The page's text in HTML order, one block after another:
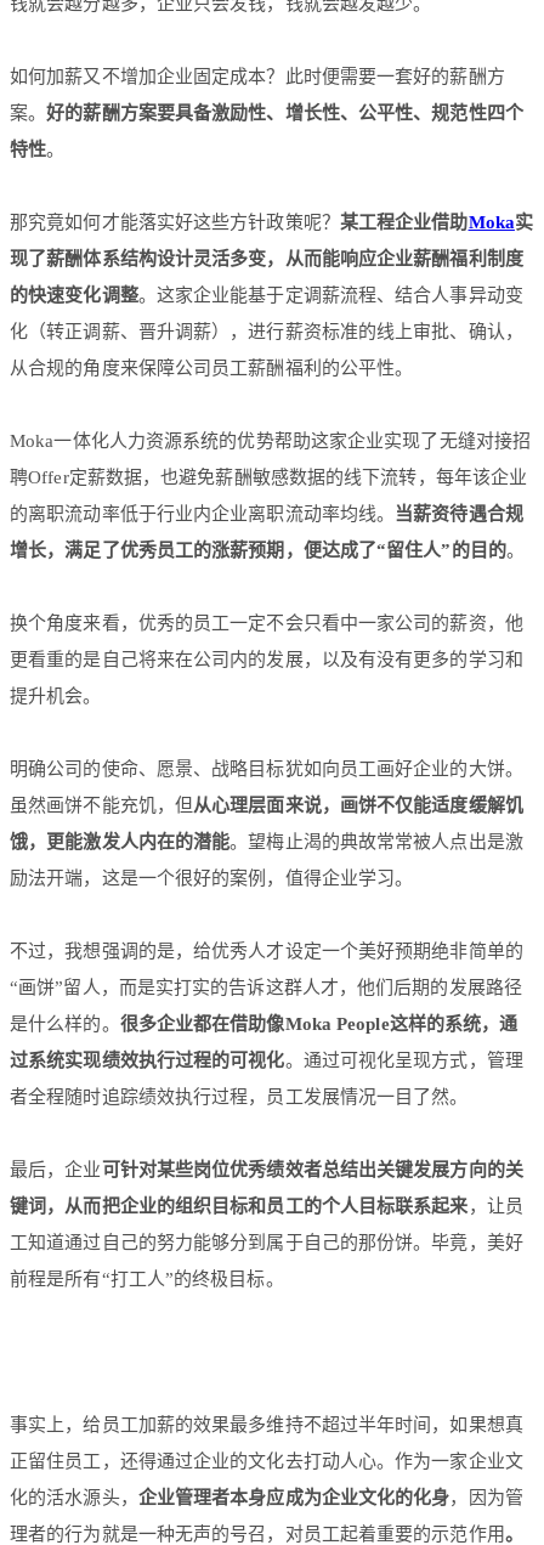
如何加薪又不增加企业固定成本？此时便需要一套好的薪酬方
案。好的薪酬方案要具备激励性、增长性、公平性、规范性四个
特性。
那究竟如何才能落实好这些方针政策呢？ 某工程企业借助Moka实
现了薪酬体系结构设计灵活多变，从而能响应企业薪酬福利制度
的快速变化调整。这家企业能基于定调薪流程、结合人事异动变
化（转正调薪、晋升调薪），进行薪资标准的线上审批、确认，
从合规的角度来保障公司员工薪酬福利的公平性。
Moka一体化人力资源系统的优势帮助这家企业实现了无缝对接招
聘Offer定薪数据，也避免薪酬敏感数据的线下流转，每年该企业
的离职流动率低于行业内企业离职流动率均线。
当薪资待遇合规
增长，满足了优秀员工的涨薪预期，便达成了“留住人”的目的。
换个角度来看，优秀的员工一定不会只看中一家公司的薪资，他
更看重的是自己将来在公司内的发展，以及有没有更多的学习和
提升机会。
明确公司的使命、愿景、战略目标犹如向员工画好企业的大饼。
虽然画饼不能充饥，但从心理层面来说，画饼不仅能适度缓解饥
饿，更能激发人内在的潜能。望梅止渴的典故常常被人点出是激
励法开端，这是一个很好的案例，值得企业学习。
不过，我想强调的是，给优秀人才设定一个美好预期绝非简单的
“画饼”留人，而是实打实的告诉这群人才，他们后期的发展路径
是什么样的。 很多企业都在借助像Moka People这样的系统，通
过系统实现绩效执行过程的可视化。通过可视化呈现方式，管理
者全程随时追踪绩效执行过程，员工发展情况一目了然。
最后，企业 可针对某些岗位优秀绩效者总结出关键发展方向的关
键词，从而把企业的组织目标和员工的个人目标联系起来，让员
工知道通过自己的努力能够分到属于自己的那份饼。毕竟，美好
前程是所有“打工人”的终极目标。
事实上，给员工加薪的效果最多维持不超过半年时间，如果想真
正留住员工，还得通过企业的文化去打动人心。作为一家企业文
化的活水源头， 企业管理者本身应成为企业文化的化身，因为管
理者的行为就是一种无声的号召，对员工起着重要的示范作用。